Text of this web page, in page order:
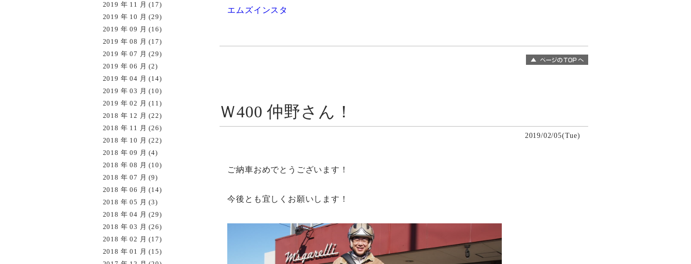
エムズインスタ
Ｗ400 仲野さん！
2019/02/05(Tue)
ご納車おめでとうございます！
今後とも宜しくお願いします！
2019 年 11 月 (17)
2019 年 10 月 (29)
2019 年 09 月 (16)
2019 年 08 月 (17)
2019 年 07 月 (29)
2019 年 06 月 (2)
2019 年 04 月 (14)
2019 年 03 月 (10)
2019 年 02 月 (11)
2018 年 12 月 (22)
2018 年 11 月 (26)
2018 年 10 月 (22)
2018 年 09 月 (4)
2018 年 08 月 (10)
2018 年 07 月 (9)
2018 年 06 月 (14)
2018 年 05 月 (3)
2018 年 04 月 (29)
2018 年 03 月 (26)
2018 年 02 月 (17)
2018 年 01 月 (15)